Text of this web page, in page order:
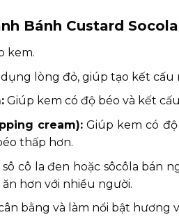
Bánh Custard Socola
kem.
lòng đỏ, giúp tạo kết cấu
Giúp kem có độ béo và kết
cream): Giúp kem có
thấp hơn.
cô la đen hoặc sôcôla bán
hơn với nhiều người.
bằng và làm nổi bật hương